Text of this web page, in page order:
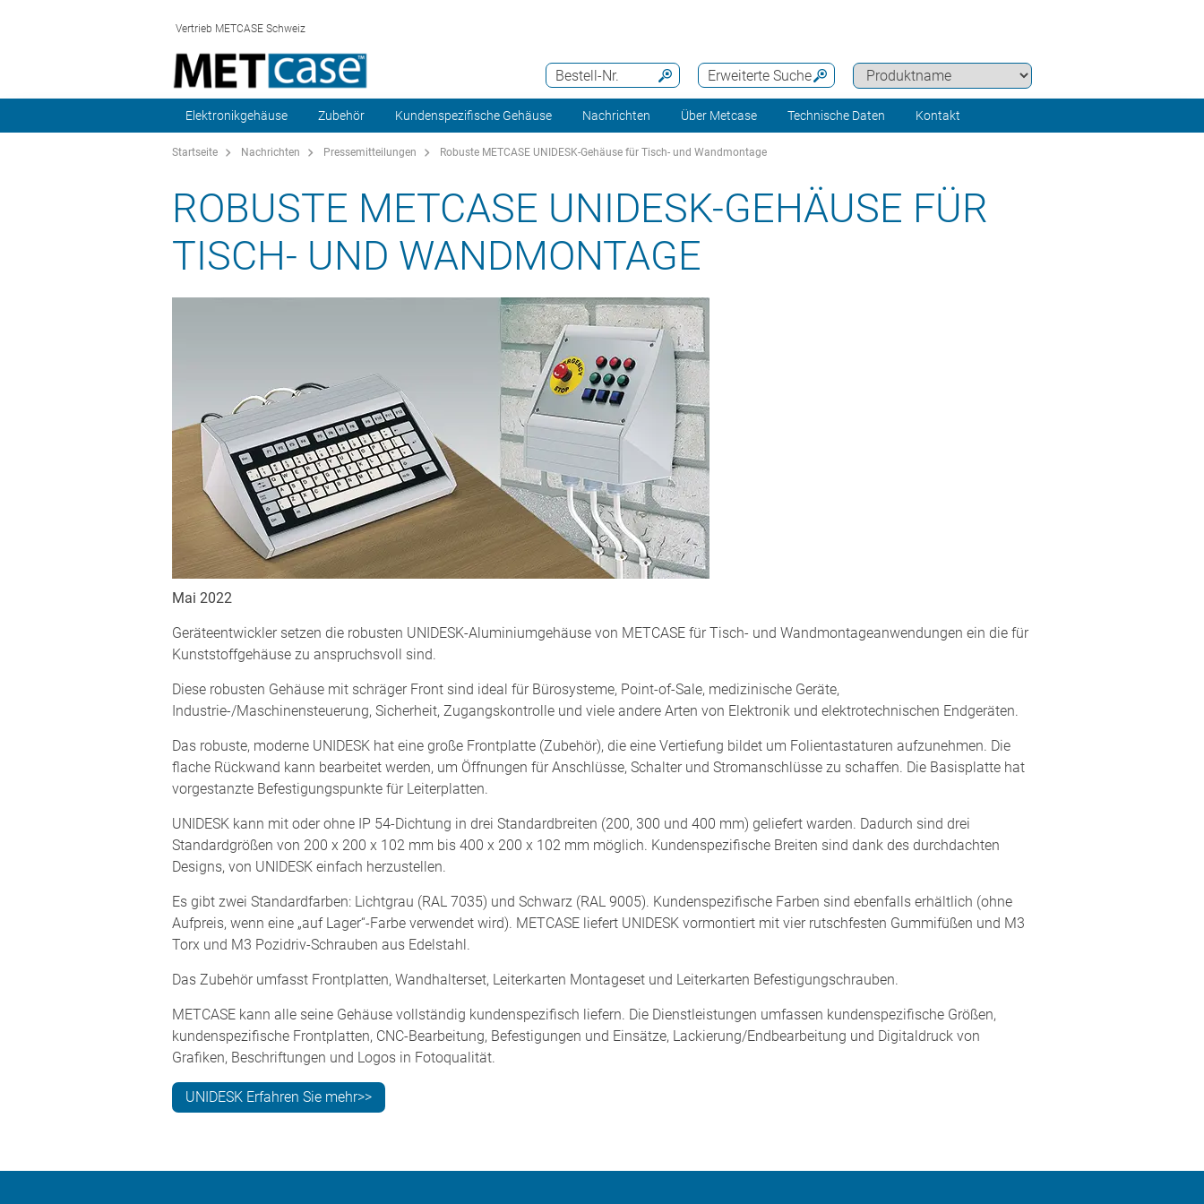
Vertrieb METCASE Schweiz
Erweiterte Suche
Bestell-Nr.
Elektronikgehäuse Zubehör Kundenspezifische Gehäuse Nachrichten Über Metcase Technische Daten Kontakt
Startseite Nachrichten Pressemitteilungen Robuste METCASE UNIDESK-Gehäuse für Tisch- und Wandmontage
ROBUSTE METCASE UNIDESK-GEHÄUSE FÜR
TISCH- UND WANDMONTAGE
Mai 2022
Geräteentwickler setzen die robusten UNIDESK-Aluminiumgehäuse von METCASE für Tisch- und Wandmontageanwendungen ein die für
Kunststoffgehäuse zu anspruchsvoll sind.
Diese robusten Gehäuse mit schräger Front sind ideal für Bürosysteme, Point-of-Sale, medizinische Geräte,
Industrie-/Maschinensteuerung, Sicherheit, Zugangskontrolle und viele andere Arten von Elektronik und elektrotechnischen Endgeräten.
Das robuste, moderne UNIDESK hat eine große Frontplatte (Zubehör), die eine Vertiefung bildet um Folientastaturen aufzunehmen. Die
flache Rückwand kann bearbeitet werden, um Öffnungen für Anschlüsse, Schalter und Stromanschlüsse zu schaffen. Die Basisplatte hat
vorgestanzte Befestigungspunkte für Leiterplatten.
UNIDESK kann mit oder ohne IP 54-Dichtung in drei Standardbreiten (200, 300 und 400 mm) geliefert warden. Dadurch sind drei
Standardgrößen von 200 x 200 x 102 mm bis 400 x 200 x 102 mm möglich. Kundenspezifische Breiten sind dank des durchdachten
Designs, von UNIDESK einfach herzustellen.
Es gibt zwei Standardfarben: Lichtgrau (RAL 7035) und Schwarz (RAL 9005). Kundenspezifische Farben sind ebenfalls erhältlich (ohne
Aufpreis, wenn eine „auf Lager“-Farbe verwendet wird). METCASE liefert UNIDESK vormontiert mit vier rutschfesten Gummifüßen und M3
Torx und M3 Pozidriv-Schrauben aus Edelstahl.
Das Zubehör umfasst Frontplatten, Wandhalterset, Leiterkarten Montageset und Leiterkarten Befestigungschrauben.
METCASE kann alle seine Gehäuse vollständig kundenspezifisch liefern. Die Dienstleistungen umfassen kundenspezifische Größen,
kundenspezifische Frontplatten, CNC-Bearbeitung, Befestigungen und Einsätze, Lackierung/Endbearbeitung und Digitaldruck von
Grafiken, Beschriftungen und Logos in Fotoqualität.
UNIDESK Erfahren Sie mehr>>